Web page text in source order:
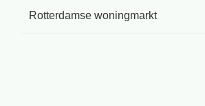
Rotterdamse woningmarkt